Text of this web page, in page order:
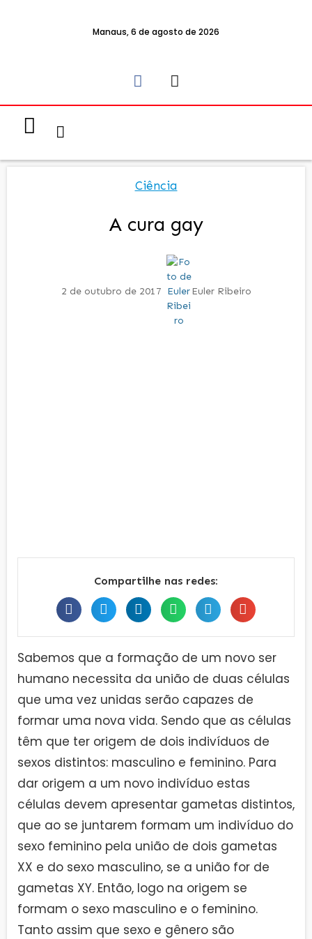
Manaus, 6 de agosto de 2026
Ciência
A cura gay
2 de outubro de 2017 Euler Ribeiro
Compartilhe nas redes:
Sabemos que a formação de um novo ser
humano necessita da união de duas células
que uma vez unidas serão capazes de
formar uma nova vida. Sendo que as células
têm que ter origem de dois indivíduos de
sexos distintos: masculino e feminino. Para
dar origem a um novo indivíduo estas
células devem apresentar gametas distintos,
que ao se juntarem formam um indivíduo do
sexo feminino pela união de dois gametas
XX e do sexo masculino, se a união for de
gametas XY. Então, logo na origem se
formam o sexo masculino e o feminino.
Tanto assim que sexo e gênero são